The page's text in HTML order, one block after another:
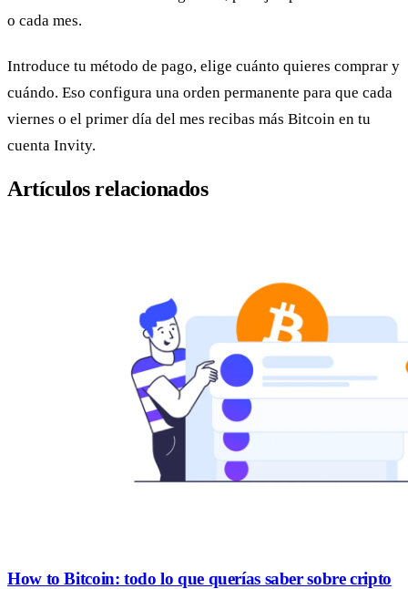
o cada mes.
Introduce tu método de pago, elige cuánto quieres comprar y
cuándo. Eso configura una orden permanente para que cada
viernes o el primer día del mes recibas más Bitcoin en tu
cuenta Invity.
Artículos relacionados
How to Bitcoin: todo lo que querías saber sobre cripto